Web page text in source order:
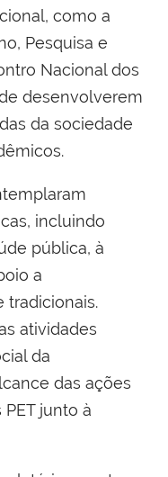
como a
Pesquisa e
Nacional dos
desenvolverem
da sociedade
incluindo
pública, à
a
tradicionais.
atividades
da
das ações
junto à